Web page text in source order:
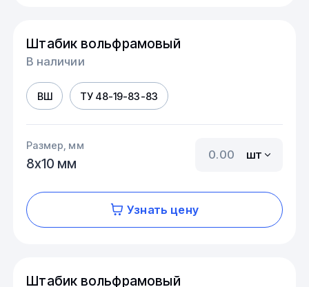
Штабик вольфрамовый
В наличии
ВШ ТУ 48-19-83-83
Размер, мм
8х10 мм
шт
Узнать цену
Штабик вольфрамовый